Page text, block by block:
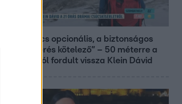
„A csúcs opcionális, a biztonságos
hazatérés kötelező” – 50 méterre a
csúcstól fordult vissza Klein Dávid